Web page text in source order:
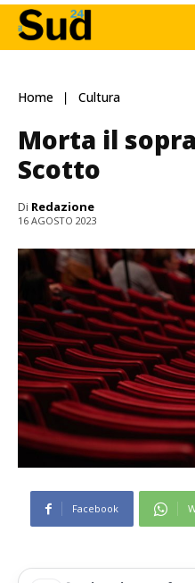
Home Cultura
Morta il
Scotto
Di Redazione
16 AGOSTO 2023
Facebook